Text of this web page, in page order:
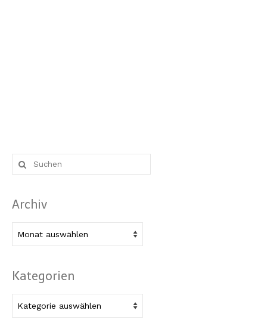
Suche
nach:
Archiv
Kategorien